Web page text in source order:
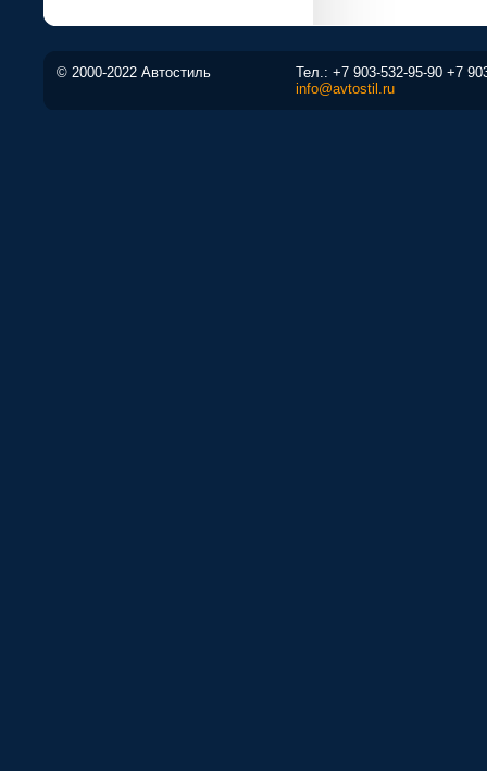
© 2000-2022 Автостиль Тел.: +7 903-532-95-90 +7
info@avtostil.ru